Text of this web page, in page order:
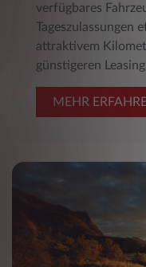
verfügbares
Tageszulassungen
attraktivem
günstigeren
MEHR